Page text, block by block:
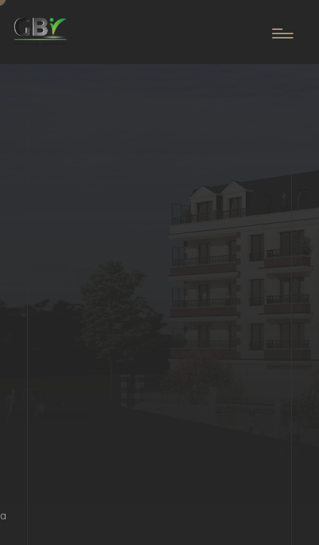
a